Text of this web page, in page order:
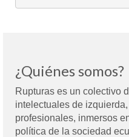
¿Quiénes somos?
Rupturas es un colectivo
intelectuales de
profesionales, inmersos
política de la sociedad